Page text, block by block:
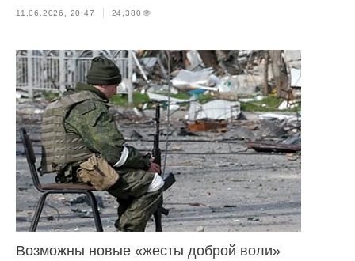
11.06.2026, 20:47 24,380
Возможны новые «жесты доброй воли»